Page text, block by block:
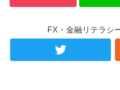
FX・金融リテラシ